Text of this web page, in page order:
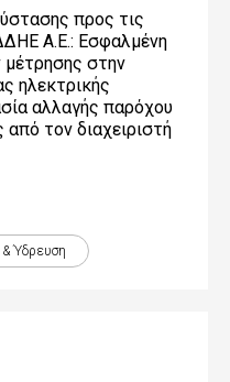
προς τις
Α.Ε.: Εσφαλμένη
στην
ηλεκτρικής
αλλαγής παρόχου
τον διαχειριστή
& Ύδρευση